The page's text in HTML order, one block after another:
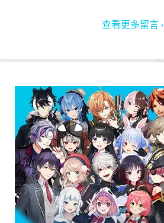
查看更多留言 ›